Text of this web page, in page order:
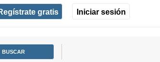
gratis Iniciar sesión